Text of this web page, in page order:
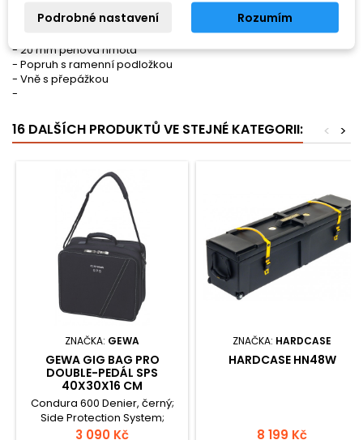
- Odolné vodě a trhlinám
- Všechna nosná místa extra podložena a zesílena
- 20 mm pěnová hmota
- Popruh s ramenní podložkou
- Vně s přepážkou
-
16 DALŠÍCH PRODUKTŮ VE STEJNÉ KATEGORII: >
<
ZNAČKA: GEWA
GEWA GIG BAG PRO
DOUBLE-PEDÁL SPS
40X30X16 CM
Condura 600 Denier, černý;
Side Protection System;
Všechna nosná místa extra
3 090 Kč
ZNAČKA: HARDCASE
HARDCASE HN48W
8 199 Kč
Podrobné nastavení Rozumím